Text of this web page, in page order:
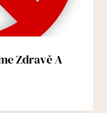
Zdravě A